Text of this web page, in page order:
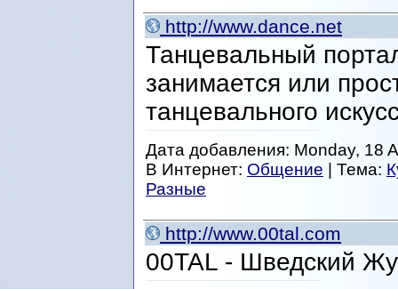
http://www.dance.net
Танцевальный
занимается или
танцевального
Дата добавления: Monday, 18
В Интернет: Общение | Тема:
Разные
http://www.00tal.com
00TAL - Шведский